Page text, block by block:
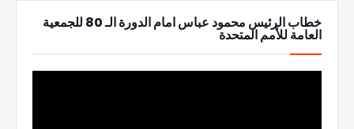
خطاب الرئيس محمود عباس امام الدورة الـ 80 للجمعية
العامة للأمم المتحدة